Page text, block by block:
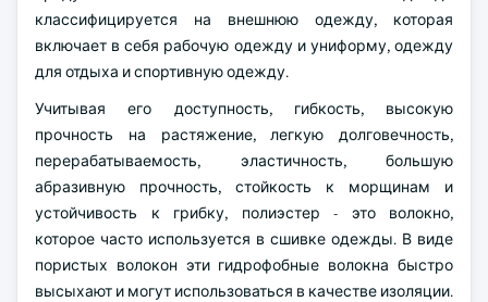
классифицируется на внешнюю одежду, которая
включает в себя рабочую одежду и униформу, одежду
для отдыха и спортивную одежду.
Учитывая его доступность, гибкость, высокую
прочность на растяжение, легкую долговечность,
перерабатываемость, эластичность, большую
абразивную прочность, стойкость к морщинам и
устойчивость к грибку, полиэстер - это волокно,
которое часто используется в сшивке одежды. В виде
пористых волокон эти гидрофобные волокна быстро
высыхают и могут использоваться в качестве изоляции.